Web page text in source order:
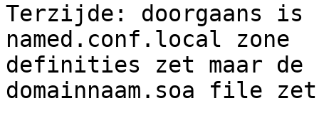
Terzijde: doorgaans
named.conf.local zone
definities zet maar
domainnaam.soa file